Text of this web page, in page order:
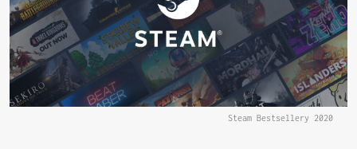
Steam Bestsellery 2020